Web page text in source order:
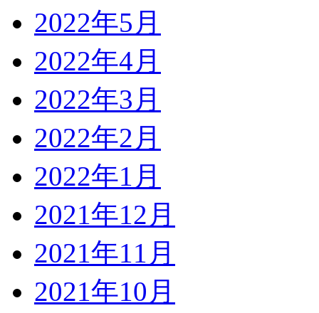
2022年5月
2022年4月
2022年3月
2022年2月
2022年1月
2021年12月
2021年11月
2021年10月